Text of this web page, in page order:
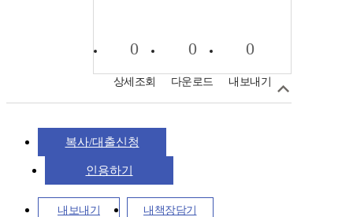
0
상세조회
0
다운로드
0
내보내기
복사/대출신청
인용하기
내보내기 내책장담기